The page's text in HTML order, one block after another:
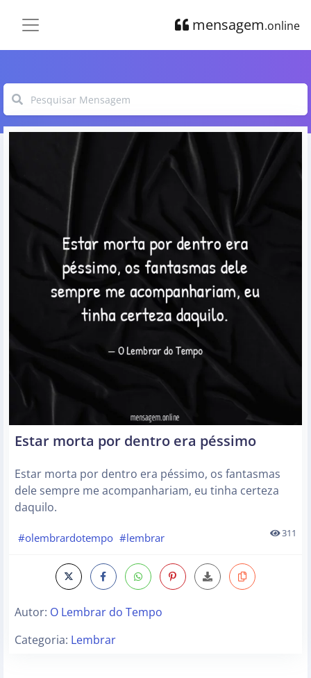
mensagem.online
Estar morta por dentro era péssimo
Estar morta por dentro era péssimo, os fantasmas
dele sempre me acompanhariam, eu tinha certeza
daquilo.
#olembrardotempo #lembrar 311
Autor: O Lembrar do Tempo
Categoria: Lembrar